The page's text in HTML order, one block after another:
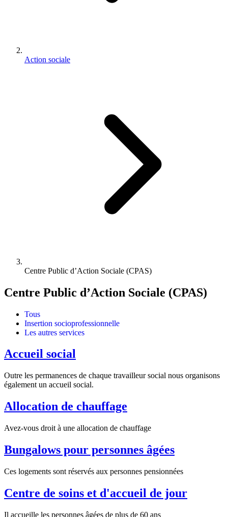
Action sociale
Centre Public d’Action Sociale (CPAS)
Centre Public d’Action Sociale (CPAS)
Tous
Insertion socioprofessionnelle
Les autres services
Accueil social
Outre les permanences de chaque travailleur social nous organisons
également un accueil social.
Allocation de chauffage
Avez-vous droit à une allocation de chauffage
Bungalows pour personnes âgées
Ces logements sont réservés aux personnes pensionnées
Centre de soins et d'accueil de jour
Il accueille les personnes âgées de plus de 60 ans